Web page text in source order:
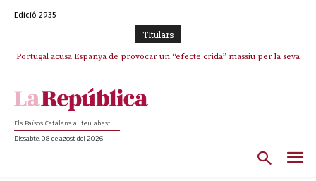
Edició 2935
TItulars
Portugal acusa Espanya de provocar un “efecte crida” massiu per la seva
El col·lapse de l’operació de Marc Puigtió a Girona: desbandada de
Els Països Catalans al teu abast
Dissabte, 08 de agost del 2026